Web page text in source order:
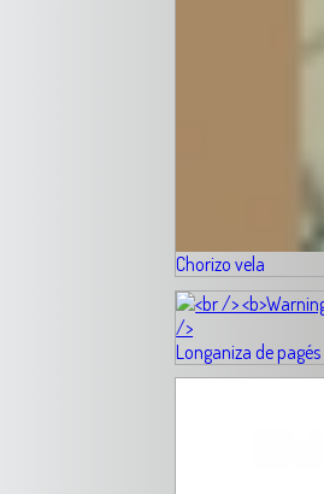
Chorizo vela
Longaniza de pagés